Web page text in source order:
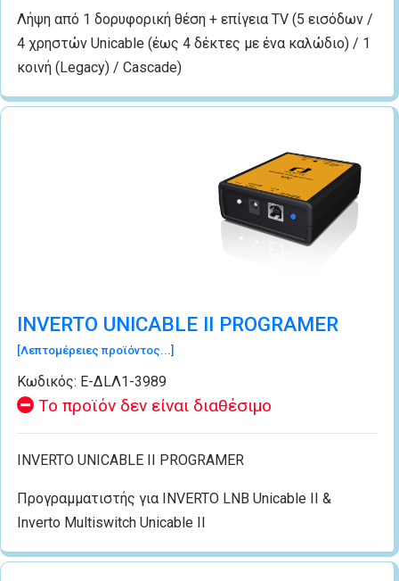
Λήψη από 1 δορυφορική θέση + επίγεια TV (5 εισόδων /
4 χρηστών Unicable (έως 4 δέκτες με ένα καλώδιο) / 1
κοινή (Legacy) / Cascade)
INVERTO UNICABLE II PROGRAMER
[Λεπτομέρειες προϊόντος...]
Κωδικός: Ε-ΔLΛ1-3989
Το προϊόν δεν είναι διαθέσιμο
INVERTO UNICABLE II PROGRAMER
Προγραμματιστής για INVERTO LNB Unicable II &
Inverto Multiswitch Unicable II